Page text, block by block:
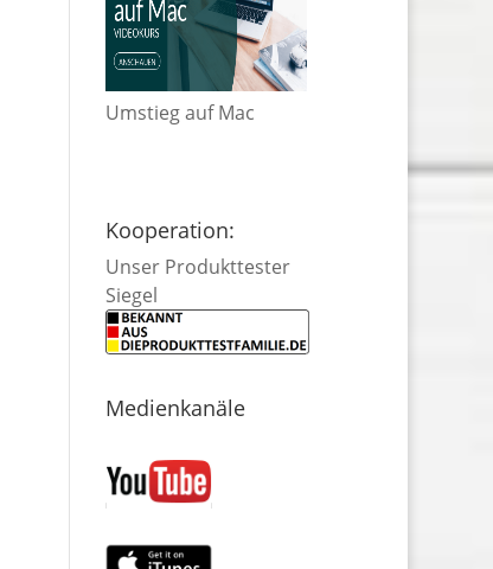
Umstieg auf Mac
Kooperation:
Unser Produkttester
Siegel
Medienkanäle